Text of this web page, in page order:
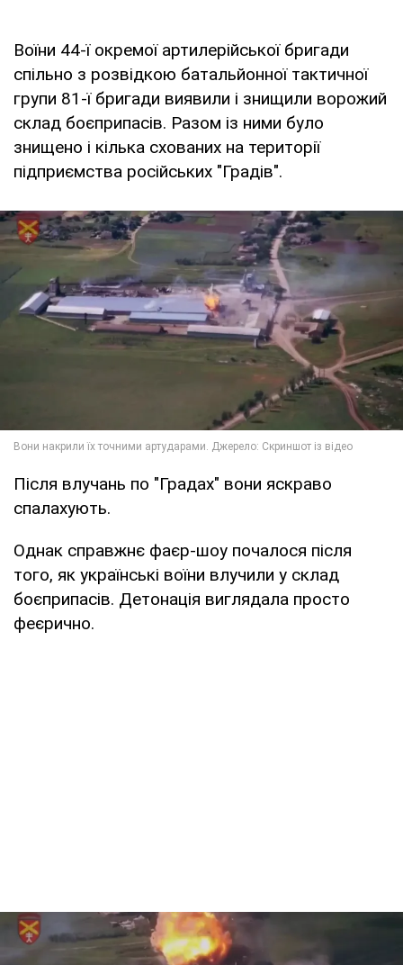
Воїни 44-ї окремої артилерійської бригади
спільно з розвідкою батальйонної тактичної
групи 81-ї бригади виявили і знищили ворожий
склад боєприпасів. Разом із ними було
знищено і кілька схованих на території
підприємства російських "Градів".
Після влучань по "Градах" вони яскраво
спалахують.
Однак справжнє фаєр-шоу почалося після
того, як українські воїни влучили у склад
боєприпасів. Детонація виглядала просто
феєрично.